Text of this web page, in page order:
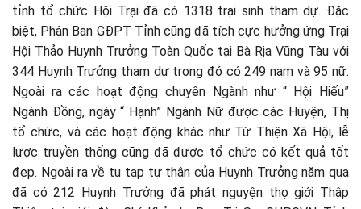
tỉnh tổ chức Hội Trại đã có 1318 trại sinh tham dự. Đặc
biệt, Phân Ban GĐPT Tỉnh cũng đã tích cực hưởng ứng Trại
Hội Thảo Huynh Trưởng Toàn Quốc tại Bà Rịa Vũng Tàu với
344 Huynh Trưởng tham dự trong đó có 249 nam và 95 nữ.
Ngoài ra các hoạt động chuyên Ngành như “ Hội Hiếu”
Ngành Đồng, ngày “ Hạnh” Ngành Nữ được các Huyện, Thị
tổ chức, và các hoạt động khác như Từ Thiện Xã Hội, lễ
lược truyền thống cũng đã được tổ chức có kết quả tốt
đẹp. Ngoài ra về tu tạp tự thân của Huynh Trưởng năm qua
đã có 212 Huynh Trưởng đã phát nguyện thọ giới Thập